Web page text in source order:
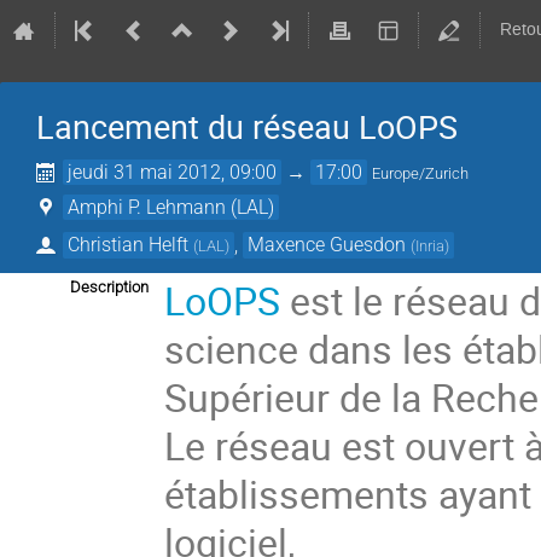
Lancement du réseau LoOPS
jeudi 31 mai 2012, 09:00 → 17:00 Europe/Zurich
Amphi P. Lehmann (LAL)
Christian Helft (LAL) Maxence Guesdon (Inria)
Description LoOPS est le réseau
science dans les
Supérieur de la
Le réseau est ouvert
établissements
logiciel,